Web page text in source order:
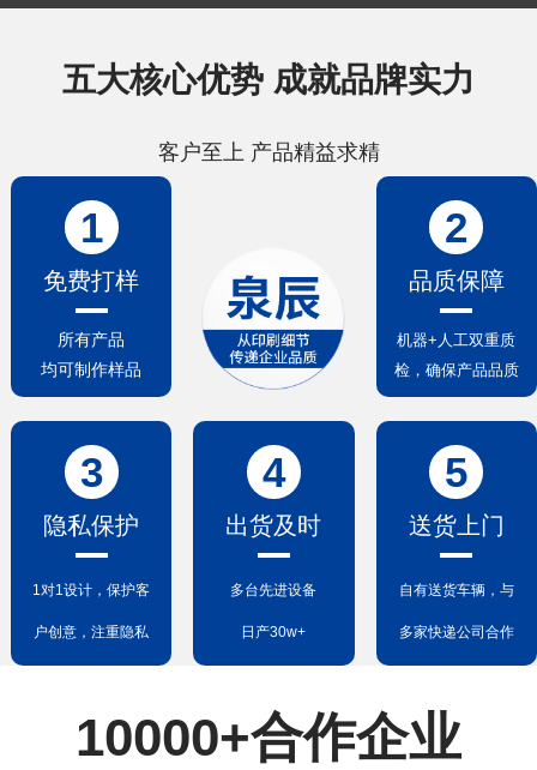
五大核心优势 成就品牌实力
客户至上 产品精益求精
1
免费打样
所有产品
均可制作样品
2
品质保障
机器+人工双重质
检，确保产品品质
3
隐私保护
1对1设计，保护客
户创意，注重隐私
4
出货及时
多台先进设备
日产30w+
5
送货上门
自有送货车辆，与
多家快递公司合作
10000+合作企业